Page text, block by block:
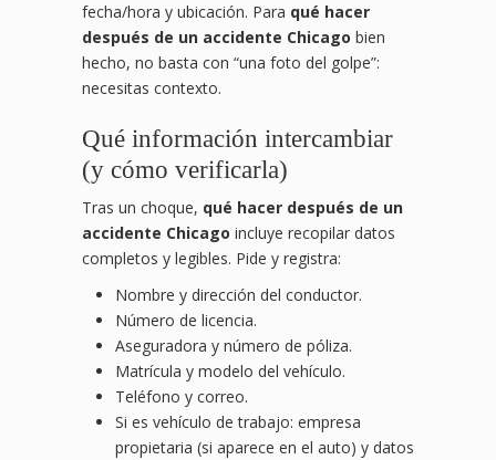
fecha/hora y ubicación. Para qué hacer
después de un accidente Chicago bien
hecho, no basta con “una foto del golpe”:
necesitas contexto.
Qué información intercambiar
(y cómo verificarla)
Tras un choque, qué hacer después de un
accidente Chicago incluye recopilar datos
completos y legibles. Pide y registra:
Nombre y dirección del conductor.
Número de licencia.
Aseguradora y número de póliza.
Matrícula y modelo del vehículo.
Teléfono y correo.
Si es vehículo de trabajo: empresa
propietaria (si aparece en el auto) y datos